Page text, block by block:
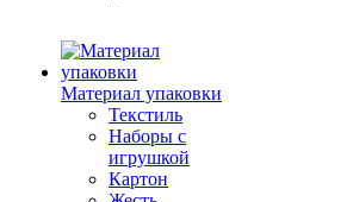
Материал упаковки
Текстиль
Наборы с
игрушкой
Картон